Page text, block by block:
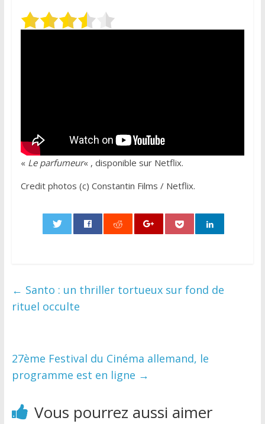
« Le parfumeur« , disponible sur Netflix.
Credit photos (c) Constantin Films / Netflix.
← Santo : un thriller tortueux sur fond de
rituel occulte
27ème Festival du Cinéma allemand, le
programme est en ligne →
Vous pourrez aussi aimer